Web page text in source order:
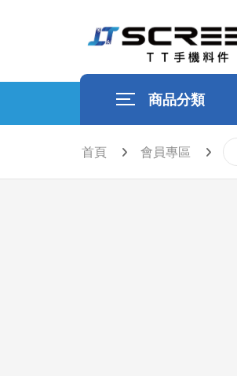
商品分類
首頁 會員專區